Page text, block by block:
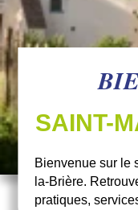
SAINT-
Bienvenue sur le
la-Brière.
pratiques,